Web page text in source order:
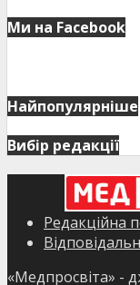
Ми на Facebook
Найпопулярніше
Вибір редакції
Редакційна
«Медпросвіта» -